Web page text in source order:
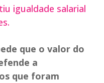
igualdade salarial
que o valor do
a
que foram